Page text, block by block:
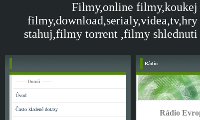
Filmy,online filmy,koukej
filmy,download,serialy,videa,tv,hry
stahuj,filmy torrent ,filmy shlednuti
------- Domů -------
Úvod
Často kladené dotazy
Rádio
Rádio